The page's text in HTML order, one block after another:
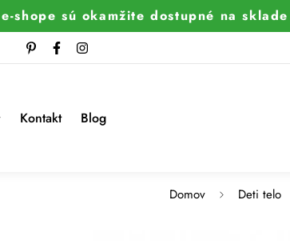
shope sú okamžite dostupné na
Kontakt Blog
Domov Deti telo